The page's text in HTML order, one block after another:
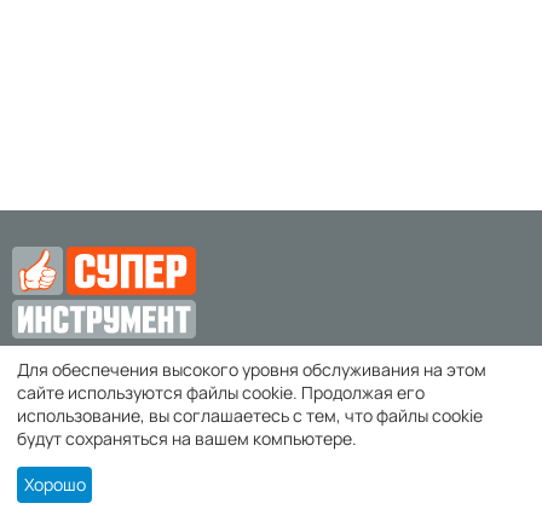
zakaz@super-instrument.ru
г. Симферополь,
Для обеспечения высокого уровня обслуживания на этом
сайте используются файлы cookie. Продолжая его
использование, вы соглашаетесь с тем, что файлы cookie
будут сохраняться на вашем компьютере.
Хорошо